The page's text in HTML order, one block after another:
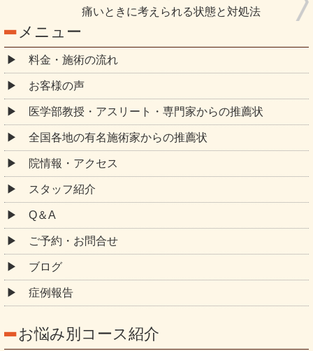
痛いときに考えられる状態と対処法
メニュー
料金・施術の流れ
お客様の声
医学部教授・アスリート・専門家からの推薦状
全国各地の有名施術家からの推薦状
院情報・アクセス
スタッフ紹介
Q＆A
ご予約・お問合せ
ブログ
症例報告
お悩み別コース紹介